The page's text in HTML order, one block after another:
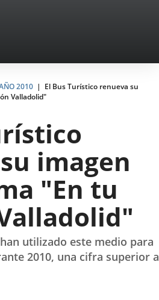
2010
El Bus Turístico renueva su
Valladolid"
imagen
"En tu
utilizado este medio para
2010, una cifra superior a